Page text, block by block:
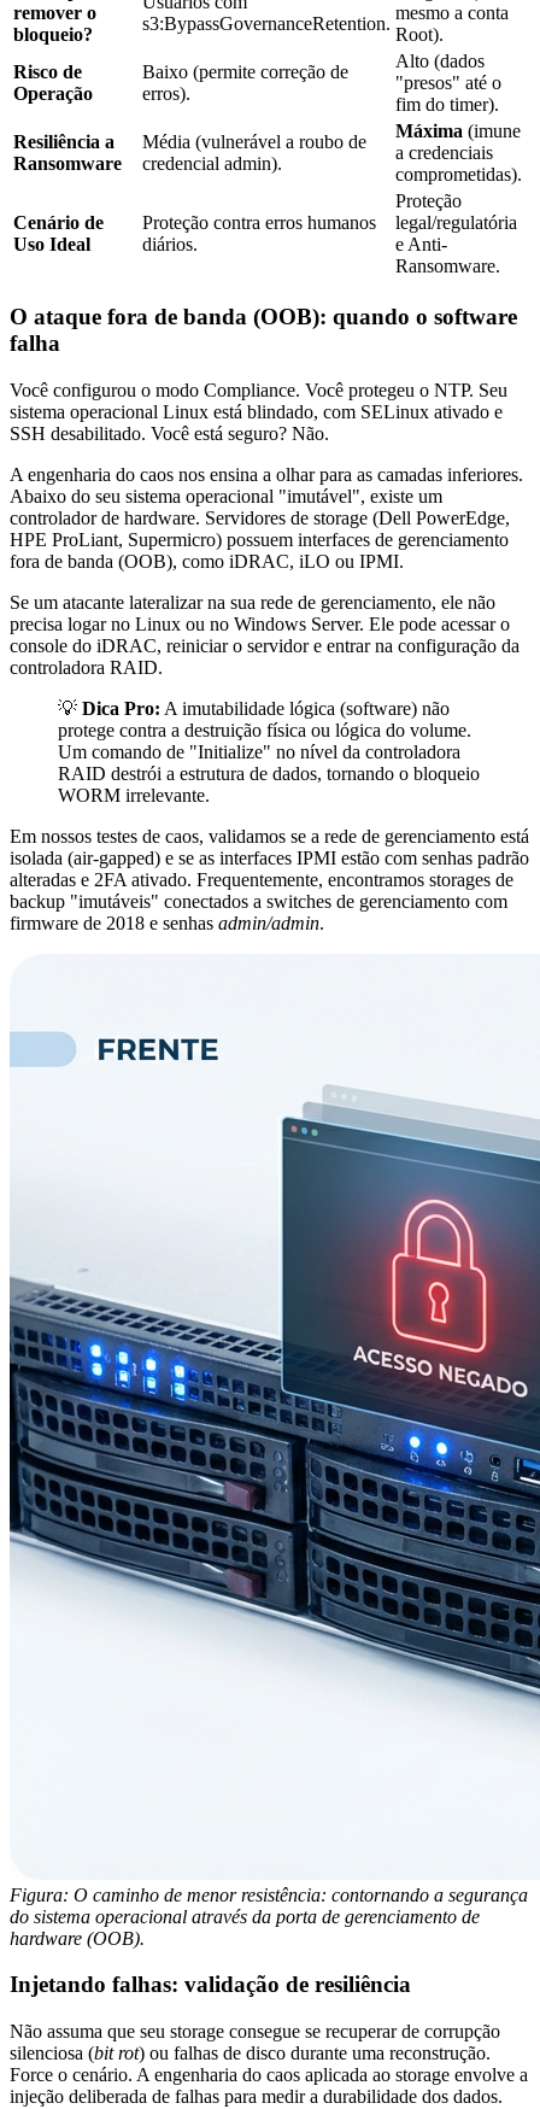
remover o
bloqueio?
s3:BypassGovernanceRetention.
mesmo a conta
Root).
Risco de
Operação
Baixo (permite correção de
erros).
Alto (dados
"presos" até o
fim do timer).
Resiliência a
Ransomware
Média (vulnerável a roubo de
credencial admin).
Máxima (imune
a credenciais
comprometidas).
Cenário de
Uso Ideal
Proteção contra erros humanos
diários.
Proteção
legal/regulatória
e Anti-
Ransomware.
O ataque fora de banda (OOB): quando o software
falha
Você configurou o modo Compliance. Você protegeu o NTP. Seu
sistema operacional Linux está blindado, com SELinux ativado e
SSH desabilitado. Você está seguro? Não.
A engenharia do caos nos ensina a olhar para as camadas inferiores.
Abaixo do seu sistema operacional "imutável", existe um
controlador de hardware. Servidores de storage (Dell PowerEdge,
HPE ProLiant, Supermicro) possuem interfaces de gerenciamento
fora de banda (OOB), como iDRAC, iLO ou IPMI.
Se um atacante lateralizar na sua rede de gerenciamento, ele não
precisa logar no Linux ou no Windows Server. Ele pode acessar o
console do iDRAC, reiniciar o servidor e entrar na configuração da
controladora RAID.
💡 Dica Pro: A imutabilidade lógica (software) não
protege contra a destruição física ou lógica do volume.
Um comando de "Initialize" no nível da controladora
RAID destrói a estrutura de dados, tornando o bloqueio
WORM irrelevante.
Em nossos testes de caos, validamos se a rede de gerenciamento está
isolada (air-gapped) e se as interfaces IPMI estão com senhas padrão
alteradas e 2FA ativado. Frequentemente, encontramos storages de
backup "imutáveis" conectados a switches de gerenciamento com
firmware de 2018 e senhas admin/admin.
Figura: O caminho de menor resistência: contornando a segurança
do sistema operacional através da porta de gerenciamento de
hardware (OOB).
Injetando falhas: validação de resiliência
Não assuma que seu storage consegue se recuperar de corrupção
silenciosa (bit rot) ou falhas de disco durante uma reconstrução.
Force o cenário. A engenharia do caos aplicada ao storage envolve a
injeção deliberada de falhas para medir a durabilidade dos dados.